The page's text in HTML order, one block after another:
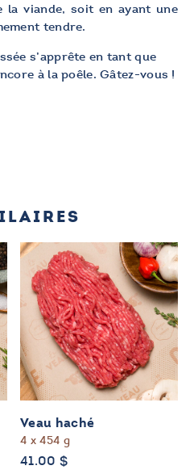
la viande, soit en ayant une
tendre.
s’apprête en tant que
à la poêle. Gâtez-vous !
Veau haché
4 x 454 g
41.00 $